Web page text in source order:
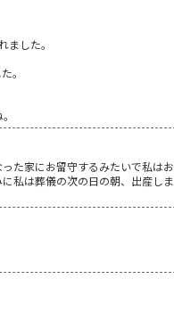
した。
。
た家にお留守するみたいで私はお
私は葬儀の次の日の朝、出産しま